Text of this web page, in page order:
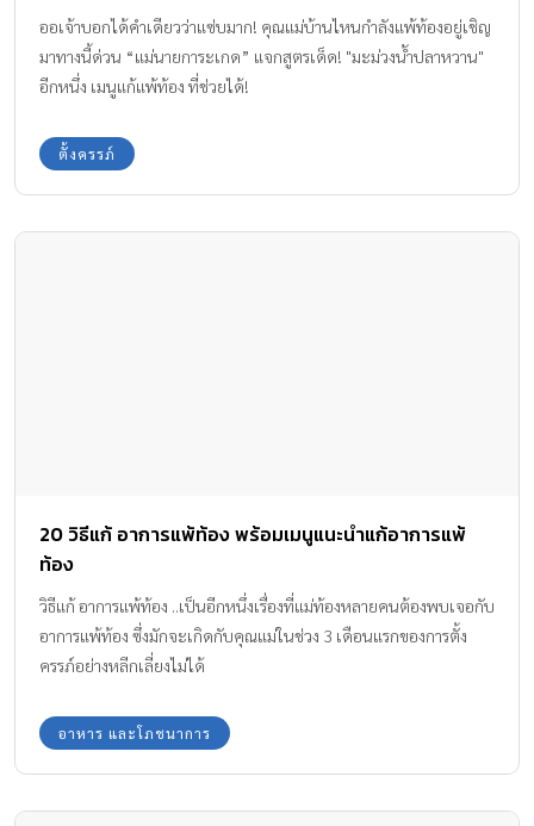
ออเจ้าบอกได้คำเดียวว่าแซ่บมาก! คุณแม่บ้านไหนกำลังแพ้ท้องอยู่เชิญ
มาทางนี้ด่วน “แม่นายการะเกด” แจกสูตรเด็ด! "มะม่วงน้ำปลาหวาน"
อีกหนึ่ง เมนูแก้แพ้ท้อง ที่ช่วยได้!
ตั้งครรภ์
20 วิธีแก้ อาการแพ้ท้อง พร้อมเมนูแนะนำแก้อาการแพ้
ท้อง
วิธีแก้ อาการแพ้ท้อง ..เป็นอีกหนึ่งเรื่องที่แม่ท้องหลายคนต้องพบเจอกับ
อาการแพ้ท้อง ซึ่งมักจะเกิดกับคุณแม่ในช่วง 3 เดือนแรกของการตั้ง
ครรภ์อย่างหลีกเลี่ยงไม่ได้
อาหาร และโภชนาการ